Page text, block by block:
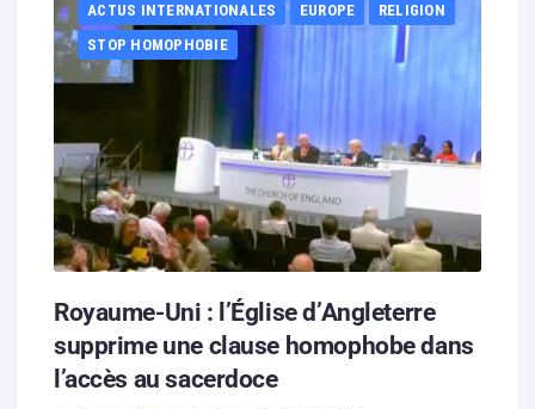
Boutique
Partenaires
Hébergement solidaire
ACTUS INTERNATIONALES EUROPE
RELIGION
STOP HOMOPHOBIE
Royaume-Uni : l’Église d’Angleterre
supprime une clause homophobe dans
l’accès au sacerdoce